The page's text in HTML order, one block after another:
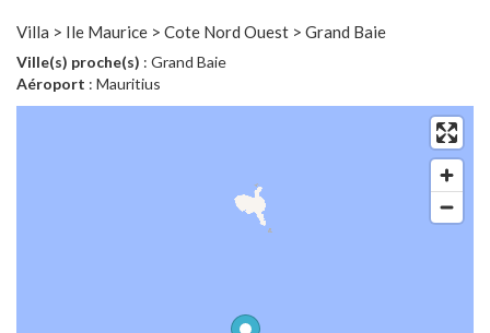
Villa > Ile Maurice > Cote Nord Ouest > Grand Baie
Ville(s) proche(s) : Grand Baie
Aéroport : Mauritius